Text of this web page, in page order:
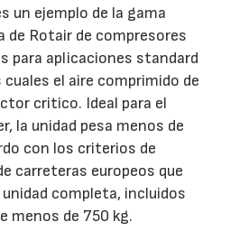
un ejemplo de la gama
de Rotair de compresores
para aplicaciones standard
cuales el aire comprimido de
critico. Ideal para el
la unidad pesa menos de
con los criterios de
carreteras europeos que
unidad completa, incluidos
menos de 750 kg.